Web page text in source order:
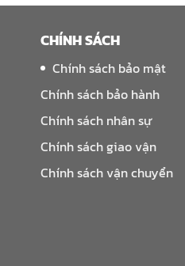
CHÍNH SÁCH
Chính sách bảo mật
Chính sách bảo hành
Chính sách nhân sự
Chính sách giao vận
Chính sách vận chuyển